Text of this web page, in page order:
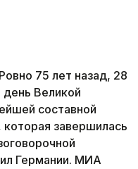
75 лет назад, 28
Великой
составной
завершилась
Германии. МИА